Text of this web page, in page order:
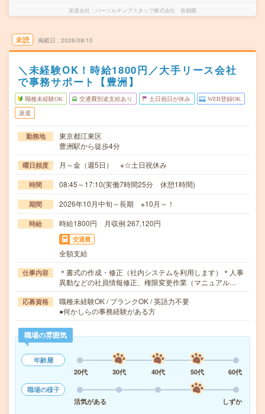
派遣会社 パーソルテンプスタッフ株式会社 首都圏
未読 掲載日 2026/08/10
＼未経験OK！時給1800円／大手リース会社
で事務サポート【豊洲】
職種未経験OK 交通費別途支給あり 土日祝日が休み WEB登録OK
派遣
勤務地
東京都江東区
豊洲駅から徒歩4分
曜日頻度 月～金（週5日） ※☆土日祝休み
時間 08:45～17:10(実働7時間25分 休憩1時間)
期間 2026年10月中旬～長期 ※10月～！
時給 時給1800円 月収例 267,120円
交通費
全額支給
仕事内容
＊書式の作成・修正（社内システムを利用します）＊人事
異動などの社員情報修正、権限変更作業（マニュアル…
応募資格
職種未経験OK / ブランクOK / 英語力不要
●何かしらの事務経験がある方
職場の雰囲気
年齢層
20代
30代 40代 50代
60代
職場の様子
活気がある
しずか